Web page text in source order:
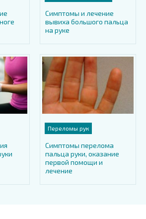
Симптомы и лечение
вывиха большого пальца
на руке
Переломы рук
Симптомы перелома
пальца руки, оказание
первой помощи и
лечение